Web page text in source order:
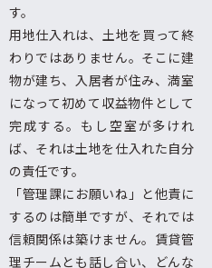
す。
用地仕入れは、土地を買って終
わりではありません。そこに建
物が建ち、入居者が住み、満室
になって初めて収益物件として
完成する。もし空室が多けれ
ば、それは土地を仕入れた自分
の責任です。
「管理課にお願いね」と他責に
するのは簡単ですが、それでは
信頼関係は築けません。賃貸管
理チームとも話し合い、どんな